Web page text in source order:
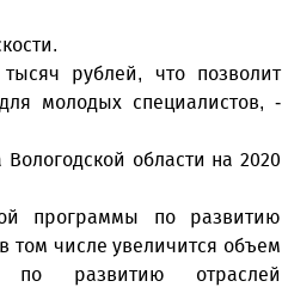
рублей, что позволит
молодых специалистов, -
области на 2020
программы по развитию
том числе увеличится объем
по развитию отраслей